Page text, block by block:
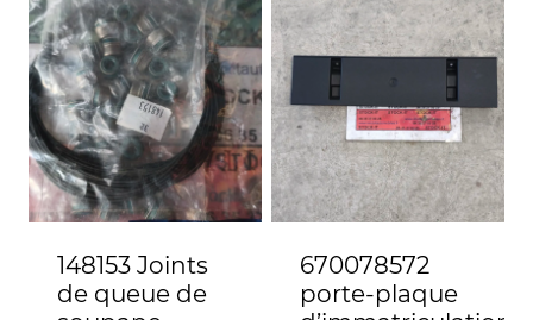
148153 Joints
de queue de
670078572
porte-plaque